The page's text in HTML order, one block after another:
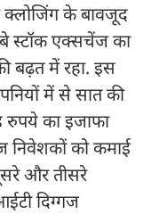
क्लोजिंग के बावजूद
स्टॉक एक्सचेंज का
बढ़त में रहा. इस
में से सात की
रुपये का इजाफा
निवेशकों को कमाई
और तीसरे
दिग्गज